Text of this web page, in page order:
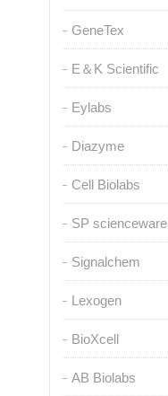
GeneTex
E＆K Scientific
Eylabs
Diazyme
Cell Biolabs
SP scienceware
Signalchem
Lexogen
BioXcell
AB Biolabs